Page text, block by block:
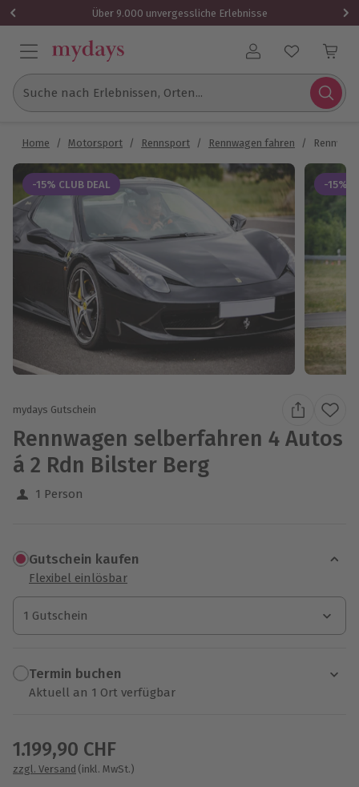
Über 9.000 unvergessliche Erlebnisse
Benutzerkonto
Suche nach Erlebnissen, Orten...
Home / Motorsport / Rennsport / Rennwagen fahren /
-15% CLUB DEAL -15%
mydays Gutschein
Rennwagen selberfahren 4 Autos
á 2 Rdn Bilster Berg
1 Person
Gutschein kaufen
Flexibel einlösbar
1 Gutschein
1 Gutschein
1 Gutschein
Termin buchen
Aktuell an 1 Ort verfügbar
1.199,90 CHF
zzgl. Versand (inkl. MwSt.)